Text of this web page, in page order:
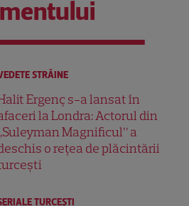
STRĂINE
Ergenç s-a lansat în
la Londra: Actorul din
Magnificul” a
o rețea de plăcintării
TURCEŞTI